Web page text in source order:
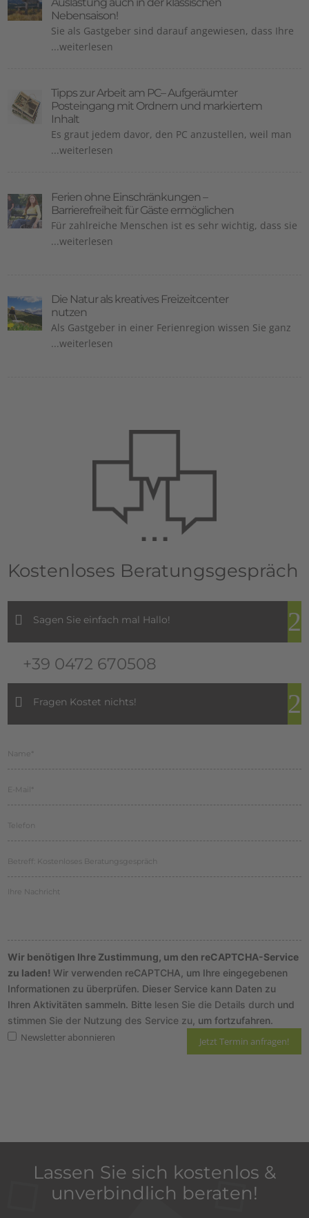
Nebensaison!
Sie als Gastgeber sind darauf angewiesen, dass Ihre
...weiterlesen
Tipps zur Arbeit am PC– Aufgeräumter
Posteingang mit Ordnern und markiertem
Inhalt
Es graut jedem davor, den PC anzustellen, weil man
...weiterlesen
Ferien ohne Einschränkungen –
Barrierefreiheit für Gäste ermöglichen
Für zahlreiche Menschen ist es sehr wichtig, dass sie
...weiterlesen
Die Natur als kreatives Freizeitcenter
nutzen
Als Gastgeber in einer Ferienregion wissen Sie ganz
...weiterlesen
Kostenloses Beratungsgespräch
Sagen Sie einfach mal Hallo!
+39 0472 670508
Fragen Kostet nichts!
Wir benötigen Ihre Zustimmung, um den reCAPTCHA-Service
zu laden!Wir verwenden reCAPTCHA, um Ihre eingegebenen
Informationen zu überprüfen. Dieser Service kann Daten zu
Ihren Aktivitäten sammeln. Bitte lesen Sie die Details durch und
stimmen Sie der Nutzung des Service zu, um fortzufahren.
Newsletter abonnieren
Lassen Sie sich kostenlos &
unverbindlich beraten!